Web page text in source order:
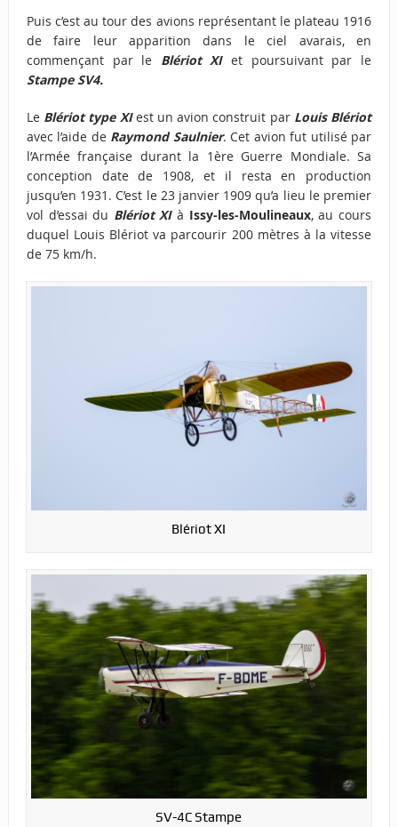
Puis c’est au tour des avions représentant le plateau 1916
de faire leur apparition dans le ciel avarais, en
commençant par le Blériot XIet poursuivant par le
Stampe SV4.
Le Blériot type XIest un avion construit par Louis Blériot
avec l’aide de Raymond Saulnier. Cet avion fut utilisé par
l’Armée française durant la 1ère Guerre Mondiale. Sa
conception date de 1908, et il resta en production
jusqu’en 1931. C’est le 23 janvier 1909 qu’a lieu le premier
vol d’essai du Blériot XIà Issy-les-Moulineaux, au cours
duquel Louis Blériot va parcourir 200 mètres à la vitesse
de 75 km/h.
Blériot XI
SV-4C Stampe